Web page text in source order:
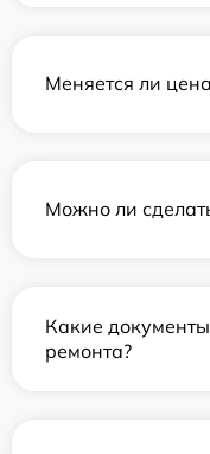
Меняется ли
Можно ли
Какие
ремонта?